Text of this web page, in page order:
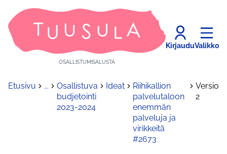
OSALLISTUMISALUSTA
KirjauduValikko
Etusivu ...
Osallistuva
budjetointi
2023-2024
Ideat
Riihikallion
palvelutaloon
enemmän
palveluja ja
virikkeitä
#2673
Versio
2